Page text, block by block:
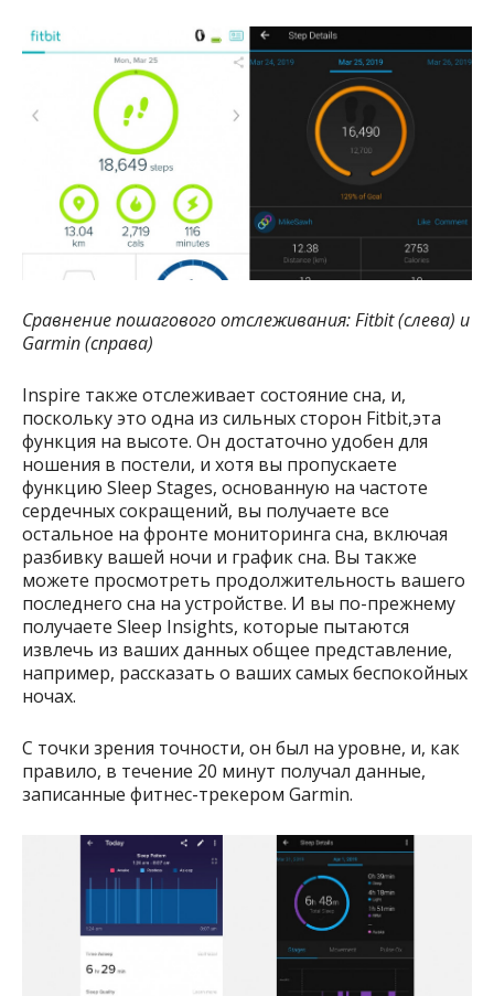
Сравнение пошагового отслеживания: Fitbit (слева) и
Garmin (справа)
Inspire также отслеживает состояние сна, и,
поскольку это одна из сильных сторон Fitbit,эта
функция на высоте. Он достаточно удобен для
ношения в постели, и хотя вы пропускаете
функцию Sleep Stages, основанную на частоте
сердечных сокращений, вы получаете все
остальное на фронте мониторинга сна, включая
разбивку вашей ночи и график сна. Вы также
можете просмотреть продолжительность вашего
последнего сна на устройстве. И вы по-прежнему
получаете Sleep Insights, которые пытаются
извлечь из ваших данных общее представление,
например, рассказать о ваших самых беспокойных
ночах.
С точки зрения точности, он был на уровне, и, как
правило, в течение 20 минут получал данные,
записанные фитнес-трекером Garmin.